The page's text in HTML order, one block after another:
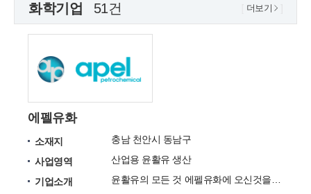
화학기업 51건 더보기
에펠유화
소재지
충남 천안시 동남구
사업영역
산업용 윤활유 생산
기업소개